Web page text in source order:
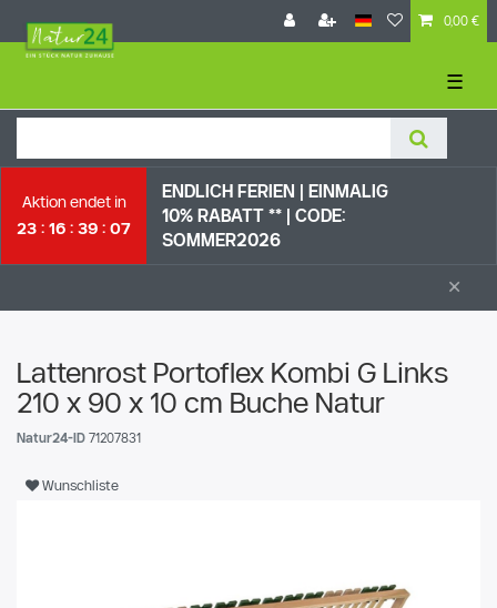
0,00 €
☰
Aktion endet in
23
16 39 06
ENDLICH FERIEN | EI NMALIG
10% RABATT ** | CODE:
SOMMER2026
×
Lattenrost Portoflex Kombi G Links
210 x 90 x 10 cm Buche Natur
Natur24-ID 71207831
Wunschliste